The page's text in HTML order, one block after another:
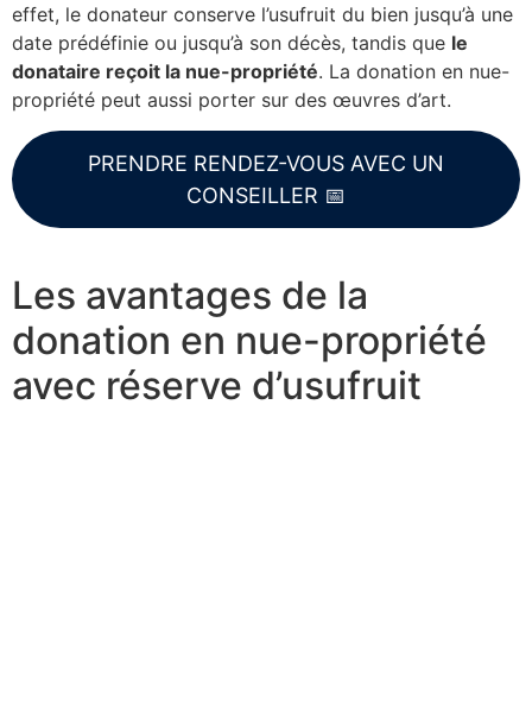
effet, le donateur conserve l’usufruit du bien jusqu’à une
date prédéfinie ou jusqu’à son décès, tandis que le
donataire reçoit la nue-propriété. La donation en nue-
propriété peut aussi porter sur des œuvres d’art.
PRENDRE RENDEZ-VOUS AVEC UN
CONSEILLER 📅
Les avantages de la
donation en nue-propriété
avec réserve d’usufruit